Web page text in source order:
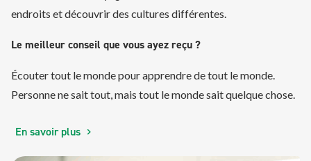
endroits et découvrir des cultures différentes.
Le meilleur conseil que vous ayez reçu ?
Écouter tout le monde pour apprendre de tout le monde.
Personne ne sait tout, mais tout le monde sait quelque chose.
En savoir plus